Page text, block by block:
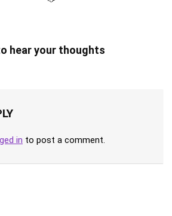
hear your thoughts
in to post a comment.